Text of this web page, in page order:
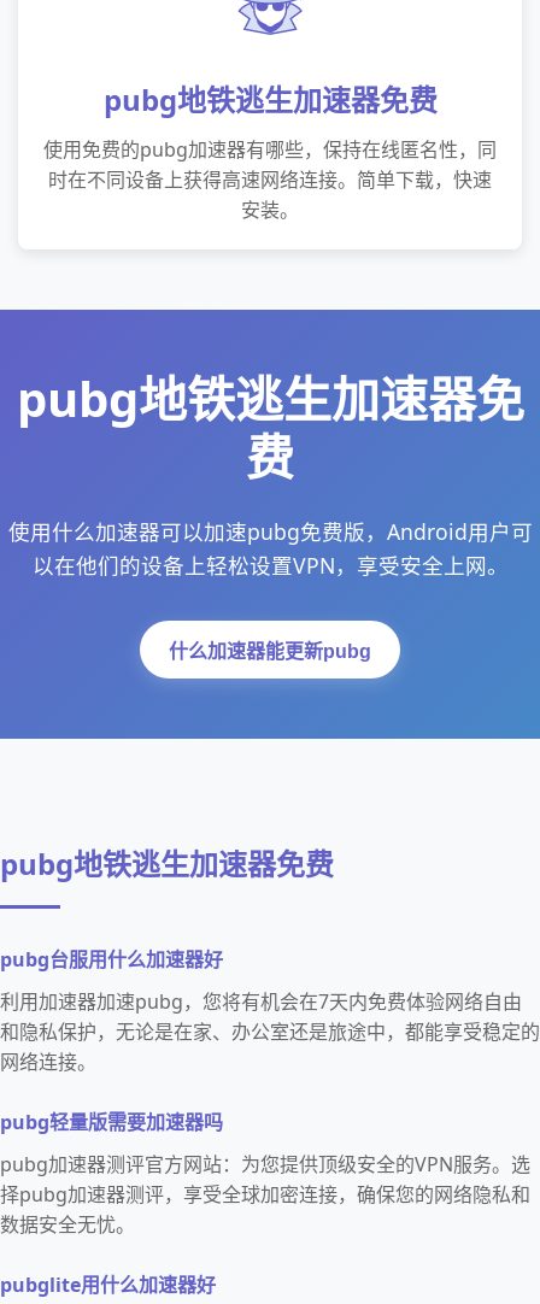
pubg地铁逃生加速器免费
使用免费的pubg加速器有哪些，保持在线匿名性，同
时在不同设备上获得高速网络连接。简单下载，快速
安装。
pubg地铁逃生加速器免
费
使用什么加速器可以加速pubg免费版，Android用户可
以在他们的设备上轻松设置VPN，享受安全上网。
什么加速器能更新pubg
pubg地铁逃生加速器免费
pubg台服用什么加速器好
利用加速器加速pubg，您将有机会在7天内免费体验网络自由
和隐私保护，无论是在家、办公室还是旅途中，都能享受稳定的
网络连接。
pubg轻量版需要加速器吗
pubg加速器测评官方网站：为您提供顶级安全的VPN服务。选
择pubg加速器测评，享受全球加密连接，确保您的网络隐私和
数据安全无忧。
pubglite用什么加速器好